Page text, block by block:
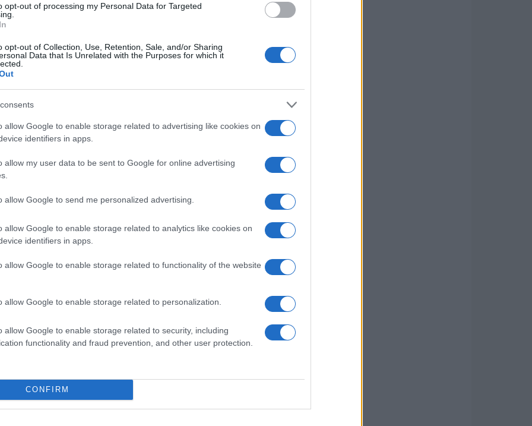
opt-out of processing my Personal Data for Targeted
opt-out of Collection, Use, Retention, Sale, and/or Sharing
Data that Is Unrelated with the Purposes for which it
allow Google to enable storage related to advertising like cookies on
identifiers in apps.
allow my user data to be sent to Google for online advertising
allow Google to send me personalized advertising.
allow Google to enable storage related to analytics like cookies on
identifiers in apps.
allow Google to enable storage related to functionality of the website
allow Google to enable storage related to personalization.
allow Google to enable storage related to security, including
functionality and fraud prevention, and other user protection.
CONFIRM
conservare in frigo. La carne e il pesce, ad
nei ripiani più bassi del frigorifero, dove la
a prevenire la proliferazione di batteri e a
anche i latticini, come latte e
per evitare che si deteriorino rapidamente.
potessi tenere il formaggio fuori dal frigo
e la consistenza diventa poco piacevole.
conservate in frigorifero per allungarne la
essere messi insieme. Alcuni, come le
la maturazione degli altri frutti. È
alimento. Inoltre, verdure come
una conservazione in ambiente fresco e
fori può fare al caso nostro.
frigo
frigo? Ci sono diversi cibi che, se conservati
il loro sapore o addirittura
dovrebbero mai vedere l’interno di un
una volta e il risultato era un sapore che
Lasciateli a temperatura ambiente,
con il loro sapore dolce e